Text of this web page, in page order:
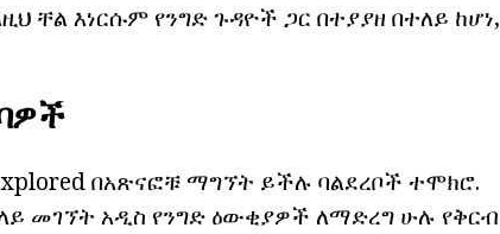
እነርሱም የንግድ ጉዳዮች ጋር በተያያዘ በተለይ ከሆነ,
በአጽናፎቹ ማግኘት ይችሉ ባልደረቦች ተሞክሮ.
መገኘት አዲስ የንግድ ዕውቂያዎች ለማድረግ ሁሉ የቅርብ